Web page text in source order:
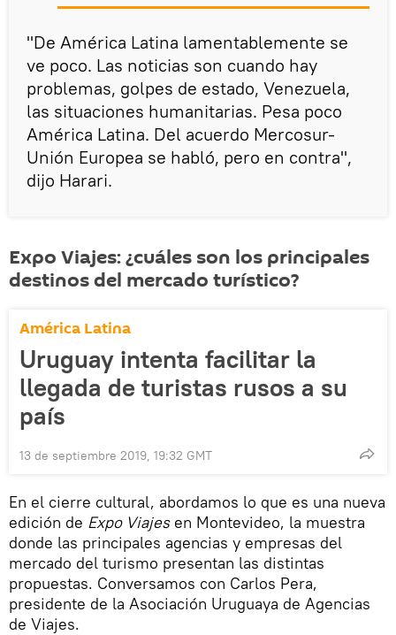
"De América Latina lamentablemente se
ve poco. Las noticias son cuando hay
problemas, golpes de estado, Venezuela,
las situaciones humanitarias. Pesa poco
América Latina. Del acuerdo Mercosur-
Unión Europea se habló, pero en contra",
dijo Harari.
Expo Viajes: ¿cuáles son los principales
destinos del mercado turístico?
América Latina
Uruguay intenta facilitar la
llegada de turistas rusos a su
país
13 de septiembre 2019, 19:32 GMT
En el cierre cultural, abordamos lo que es una nueva
edición de Expo Viajesen Montevideo, la muestra
donde las principales agencias y empresas del
mercado del turismo presentan las distintas
propuestas. Conversamos con Carlos Pera,
presidente de la Asociación Uruguaya de Agencias
de Viajes.